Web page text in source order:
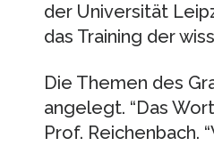
der Universität
das Training der
Die Themen des
angelegt. “Das
Prof. Reichenbach.